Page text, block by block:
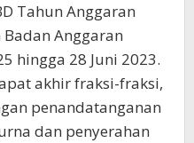
Tahun Anggaran
Anggaran
hingga 28 Juni 2023.
akhir fraksi-fraksi,
penandatanganan
dan penyerahan